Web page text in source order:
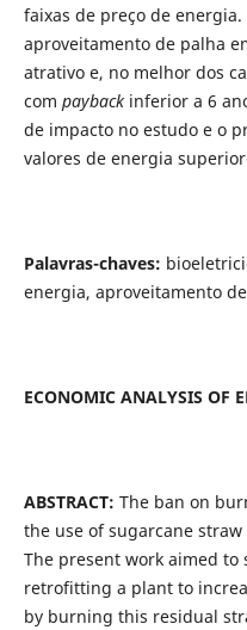
faixas de preço de
aproveitamento de palha
atrativo e, no melhor dos
com paybackinferior a 6
de impacto no estudo e o
valores de energia
Palavras-chaves:
energia, aproveitamento
ECONOMIC ANALYSIS OF
ABSTRACT: The ban on
the use of sugarcane
The present work aimed
retrofitting a plant to
by burning this residual